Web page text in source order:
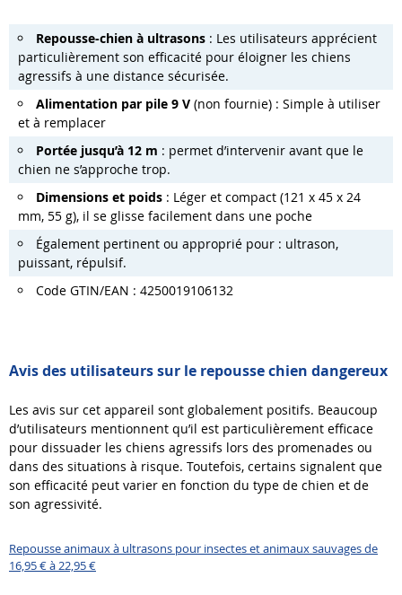
Repousse-chien à ultrasons : Les utilisateurs apprécient
particulièrement son efficacité pour éloigner les chiens
agressifs à une distance sécurisée.
Alimentation par pile 9 V (non fournie) : Simple à utiliser
et à remplacer
Portée jusqu’à 12 m : permet d’intervenir avant que le
chien ne s’approche trop.
Dimensions et poids : Léger et compact (121 x 45 x 24
mm, 55 g), il se glisse facilement dans une poche
Également pertinent ou approprié pour : ultrason,
puissant, répulsif.
Code GTIN/EAN : 4250019106132
Avis des utilisateurs sur le repousse chien dangereux
Les avis sur cet appareil sont globalement positifs. Beaucoup
d’utilisateurs mentionnent qu’il est particulièrement efficace
pour dissuader les chiens agressifs lors des promenades ou
dans des situations à risque. Toutefois, certains signalent que
son efficacité peut varier en fonction du type de chien et de
son agressivité.
Repousse animaux à ultrasons pour insectes et animaux sauvages de
16,95 € à 22,95 €